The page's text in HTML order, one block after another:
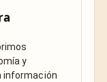
y
información